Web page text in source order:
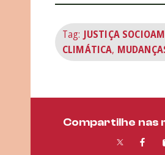
Tag: JUSTIÇA
CLIMÁTICA,
Compartilhe nas